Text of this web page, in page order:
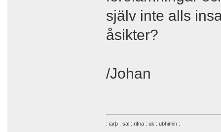
själv inte alls
åsikter?
/Johan
: iarþ : sal : rifna : uk : ubhimin :